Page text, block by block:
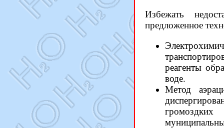
Избежать
предложенное
реагенты
воде.
Метод
громоздких